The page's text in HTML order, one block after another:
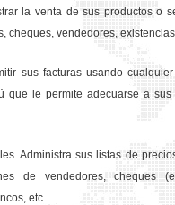
la venta de sus productos o
cheques, vendedores,
sus facturas usando
que le permite adecuarse a sus
Administra sus listas de
de vendedores, cheques
etc.